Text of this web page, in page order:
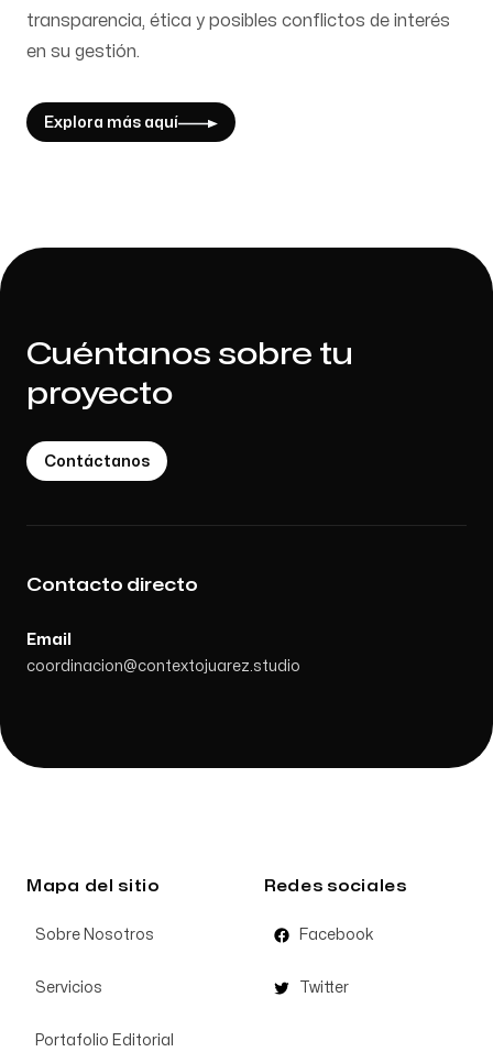
transparencia, ética y posibles conflictos de interés
en su gestión.
Explora más aquí
Cuéntanos sobre tu
proyecto
Contáctanos
Contacto directo
Email
coordinacion@contextojuarez.studio
Mapa del sitio
Sobre Nosotros
Servicios
Portafolio Editorial
Redes sociales
Facebook
Twitter